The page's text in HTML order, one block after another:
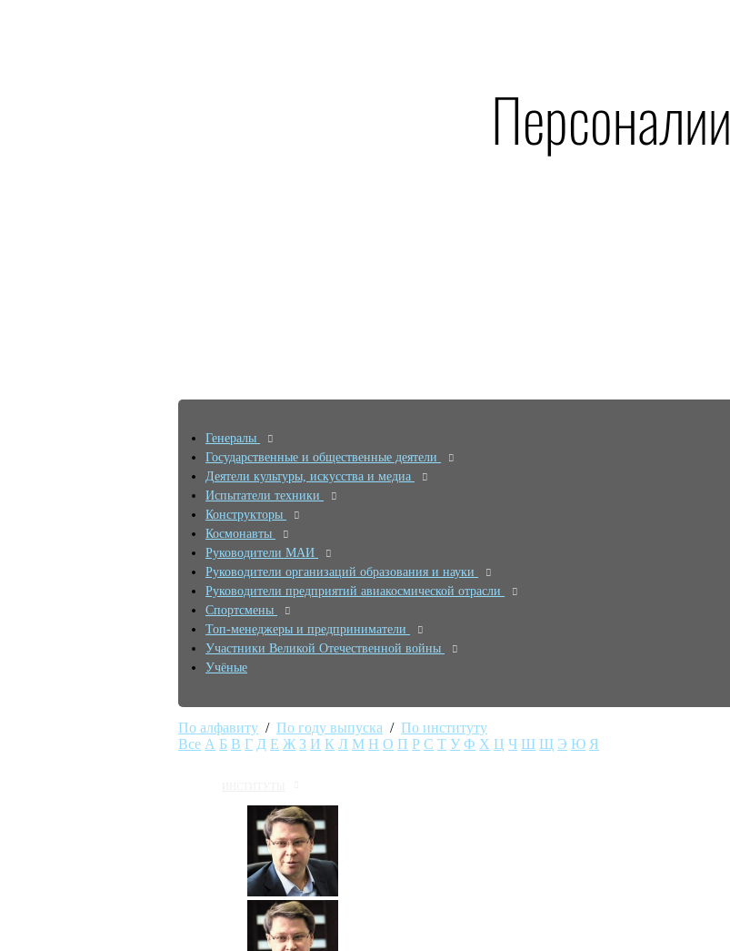
Персоналии
Генералы
Государственные и общественные деятели
Деятели культуры, искусства и медиа
Испытатели техники
Конструкторы
Космонавты
Руководители МАИ
Руководители организаций образования и науки
Руководители предприятий авиакосмической отрасли
Спортсмены
Топ-менеджеры и предприниматели
Участники Великой Отечественной войны
Учёные
По алфавиту /По году выпуска /По институту
Все А Б В Г Д Е Ж З И К Л М Н О П Р С Т У Ф Х Ц Ч Ш Щ Э Ю Я